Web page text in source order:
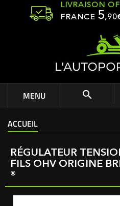
LIVRAISON
FRANCE 5,90
MENU 
ACCUEIL
RÉGULATEUR
FILS OHV ORIGINE
®